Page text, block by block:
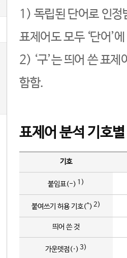
1) 독립된 단어로 인정
표제어도 모두 ‘단어’
2) ‘구’는 띄어 쓴 표
함함.
표제어 분석 기호
기호
붙임표(-) 1)
붙여쓰기 허용 기호(^) 2)
띄어 쓴 것
가운뎃점(·) 3)